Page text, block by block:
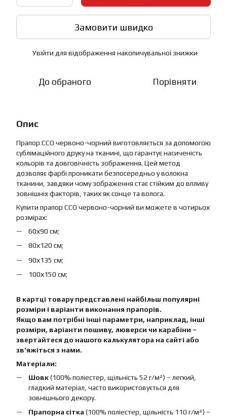
Замовити швидко
Увійти для відображення накопичувальної знижки
До обраного Порівняти
Опис
Прапор ССО червоно-чорний виготовляється за допомогою
сублімаційного друку на тканині, що гарантує насиченість
кольорів та довговічність зображення. Цей метод
дозволяє фарбі проникати безпосередньо у волокна
тканини, завдяки чому зображення стає стійким до впливу
зовнішніх факторів, таких як сонце та волога.
Купити прапор ССО червоно-чорний ви можете в чотирьох
розмірах:
60х90 см;
80х120 см;
90х135 см;
100х150 см;
В картці товару представлені найбільш популярні
розміри і варіанти виконання прапорів.
Якщо вам потрібні інші параметри, наприклад, інші
розміри, варіанти пошиву, люверси чи карабіни –
звертайтеся до нашого калькулятора на сайті або
зв'яжіться з нами.
Матеріали:
Шовк(100% поліестер, щільність 52 г/м²) – легкий,
гладкий матеріал, часто використовується для
зовнішнього декору.
Прапорна сітка (100% поліестер, щільність 110 г/м²) –